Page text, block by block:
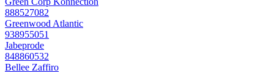
888527082
Greenwood Atlantic
938955051
Jabeprode
848860532
Bellee Zaffiro